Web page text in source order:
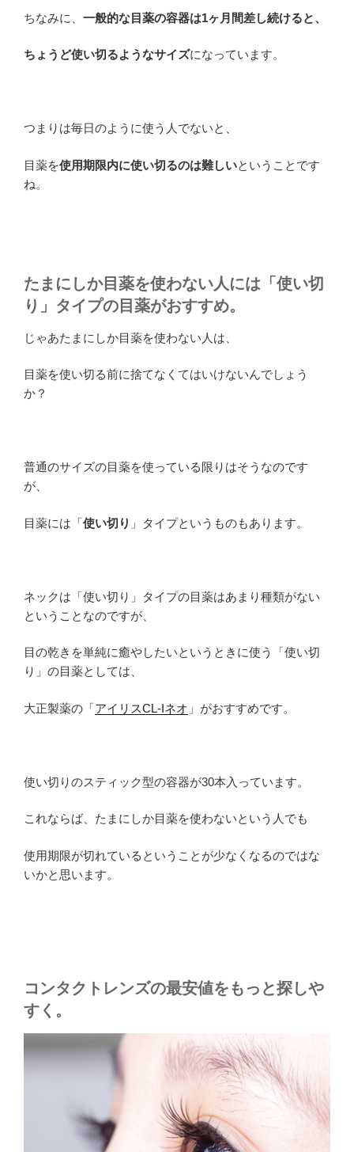
ちなみに、 一般的な目薬の容器は1ヶ月間差し続けると、
ちょうど使い切るようなサイズになっています。
つまりは毎日のように使う人でないと、
目薬を使用期限内に使い切るのは難しいということです
ね。
たまにしか目薬を使わない人には「使い切
り」タイプの目薬がおすすめ。
じゃあたまにしか目薬を使わない人は、
目薬を使い切る前に捨てなくてはいけないんでしょう
か？
普通のサイズの目薬を使っている限りはそうなのです
が、
目薬には「使い切り 」タイプというものもあります。
ネックは「使い切り」タイプの目薬はあまり種類がない
ということなのですが、
目の乾きを単純に癒やしたいというときに使う「使い切
り」の目薬としては、
大正製薬の「アイリスCL-Iネオ 」がおすすめです。
使い切りのスティック型の容器が30本入っています。
これならば、たまにしか目薬を使わないという人でも
使用期限が切れているということが少なくなるのではな
いかと思います。
コンタクトレンズの最安値をもっと探しや
すく。